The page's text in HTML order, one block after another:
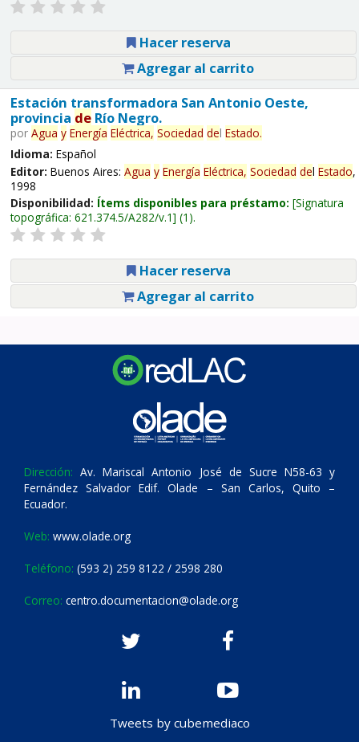
Hacer reserva
Agregar al carrito
Estación transformadora San Antonio Oeste,
provincia deRío Negro.
por Agua y Energía Eléctrica, Sociedad del Estado.
Idioma: Español
Editor: Buenos Aires: Agua y Energía Eléctrica, Sociedad del Estado,
1998
Disponibilidad: Ítems disponibles para préstamo: Signatura
topográfica: 621.374.5/A282/v.1 (1).
Hacer reserva
Agregar al carrito
Dirección: Av. Mariscal Antonio José de Sucre N58-63 y
Fernández Salvador Edif. Olade – San Carlos, Quito –
Ecuador.
Web: www.olade.org
Teléfono: (593 2) 259 8122 / 2598 280
Correo: centro.documentacion@olade.org
Tweets by cubemediaco